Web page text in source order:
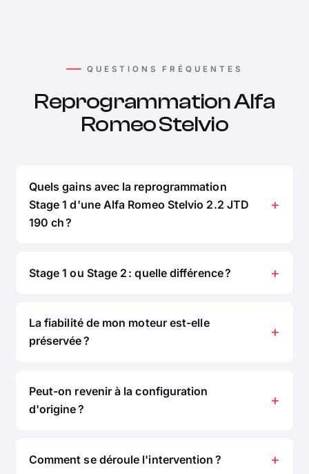
QUESTIONS FRÉQUENTES
Reprogrammation Alfa
Romeo Stelvio
Quels gains avec la reprogrammation
Stage 1 d'une Alfa Romeo Stelvio 2.2 JTD
190 ch ?
Stage 1 ou Stage 2 : quelle différence ?
La fiabilité de mon moteur est-elle
préservée ?
Peut-on revenir à la configuration
d'origine ?
Comment se déroule l'intervention ?